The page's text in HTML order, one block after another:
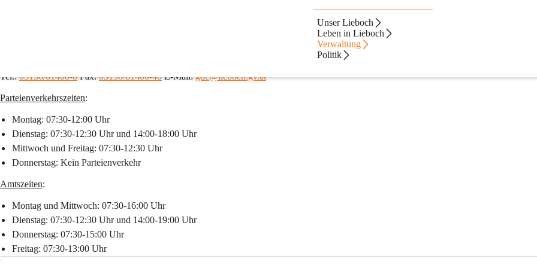
Unser Lieboch
Leben in Lieboch
Verwaltung
Politik
Tel.: 03136/61400-0 Fax: 03136/61400-40 E-Mail: gde@lieboch.gv.at
Parteienverkehrszeiten:
Montag: 07:30-12:00 Uhr
Dienstag: 07:30-12:30 Uhr und 14:00-18:00 Uhr
Mittwoch und Freitag: 07:30-12:30 Uhr
Donnerstag: Kein Parteienverkehr
Amtszeiten:
Montag und Mittwoch: 07:30-16:00 Uhr
Dienstag: 07:30-12:30 Uhr und 14:00-19:00 Uhr
Donnerstag: 07:30-15:00 Uhr
Freitag: 07:30-13:00 Uhr